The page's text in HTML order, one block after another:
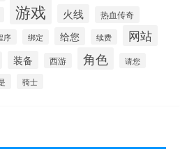
游戏 火线 热血传奇
序 绑定 给您 续费 网站
装备 西游 角色 请您
骑士